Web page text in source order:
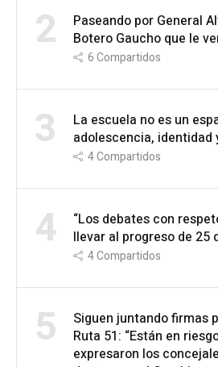
2
Paseando por General
Botero Gaucho que le
6Compartidos
3
La escuela no es un
adolescencia, identidad
4Compartidos
4
“Los debates con
llevar al progreso de 25
4Compartidos
5
Siguen juntando firmas
Ruta 51: “Están en
expresaron los